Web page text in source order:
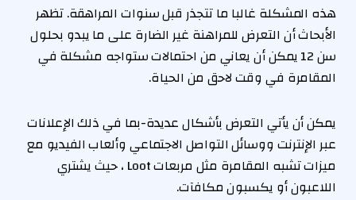
هذه المشكلة غالبا ما تتجذر قبل سنوات المراهقة. تظهر
الأبحاث أن التعرض للمراهنة غير الضارة على ما يبدو بحلول
سن 12 يمكن أن يعاني من احتمالات ستواجه مشكلة في
المقامرة في وقت لاحق من الحياة.
يمكن أن يأتي التعرض بأشكال عديدة-بما في ذلك الإعلانات
عبر الإنترنت ووسائل التواصل الاجتماعي وألعاب الفيديو مع
ميزات تشبه المقامرة مثل مربعات Loot ، حيث يشتري
اللاعبون أو يكسبون مكافآت.